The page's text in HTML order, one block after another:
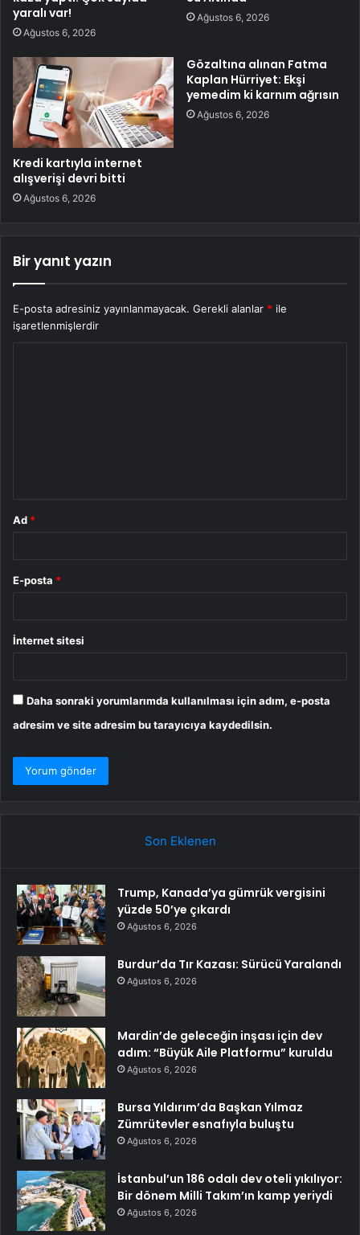
yaralı var!
Ağustos 6, 2026
Ağustos 6, 2026
Kredi kartıyla internet
alışverişi devri bitti
Ağustos 6, 2026
Gözaltına alınan Fatma
Kaplan Hürriyet: Ekşi
yemedim ki karnım ağrısın
Ağustos 6, 2026
Bir yanıt yazın
E-posta adresiniz yayınlanmayacak. Gerekli alanlar * ile
işaretlenmişlerdir
Ad *
E-posta *
İnternet sitesi
Daha sonraki yorumlarımda kullanılması için adım, e-posta
adresim ve site adresim bu tarayıcıya kaydedilsin.
Son Eklenen
Trump, Kanada’ya gümrük vergisini
yüzde 50’ye çıkardı
Ağustos 6, 2026
Burdur’da Tır Kazası: Sürücü Yaralandı
Ağustos 6, 2026
Mardin’de geleceğin inşası için dev
adım: “Büyük Aile Platformu” kuruldu
Ağustos 6, 2026
Bursa Yıldırım’da Başkan Yılmaz
Zümrütevler esnafıyla buluştu
Ağustos 6, 2026
İstanbul’un 186 odalı dev oteli yıkılıyor:
Bir dönem Milli Takım’ın kamp yeriydi
Ağustos 6, 2026